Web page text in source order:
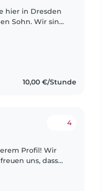
Sohn. Wir sind
10,00 €/Stunde
4
Profil! Wir
uns, dass